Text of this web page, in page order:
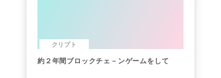
クリプト
約２年間ブロックチェ－ンゲームをして